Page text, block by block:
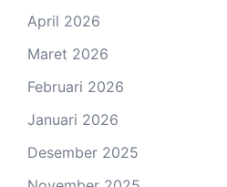
April 2026
Maret 2026
Februari 2026
Januari 2026
Desember 2025